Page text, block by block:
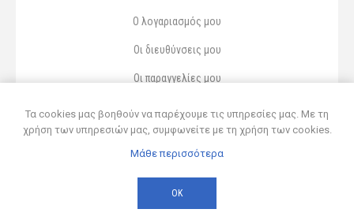
Ο λογαριασμός μου
Οι διευθύνσεις μου
Οι παραγγελίες μου
© 2026 Δ ΚΥΡΣΑΝΙΔΗΣ ΚΑΙ ΥΙΟΣ ΟΕ
Τα cookies μας βοηθούν να παρέχουμε τις υπηρεσίες μας. Με τη
χρήση των υπηρεσιών μας, συμφωνείτε με τη χρήση των cookies.
Μάθε περισσότερα
ΟΚ